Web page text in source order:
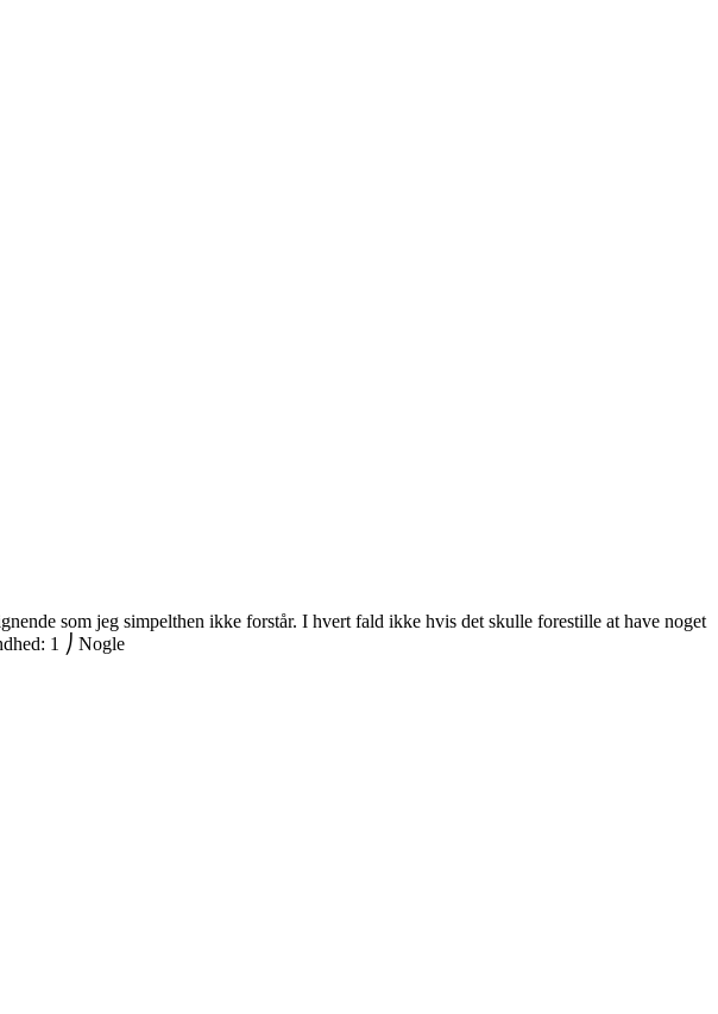
som jeg simpelthen ikke forstår. I hvert fald ikke hvis det skulle forestille at have noget
1 ⎠ Nogle